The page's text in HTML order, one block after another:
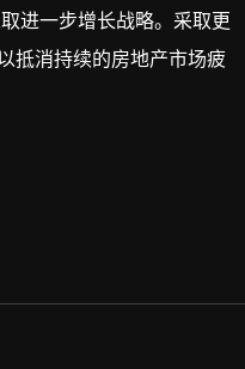
进一步增长战略。采取更
抵消持续的房地产市场疲